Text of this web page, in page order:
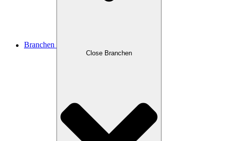
Branchen
Close Branchen